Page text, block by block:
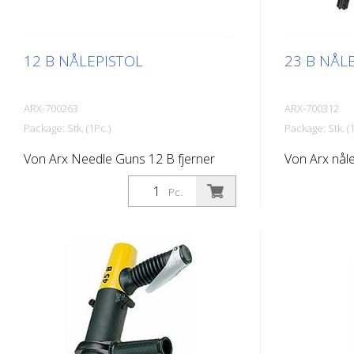
12 B NÅLEPISTOL
ARX-700263
Package: Stk. (1Pc.)
Von Arx Needle Guns 12 B fjerner
hurtigt rust, renser, afskalker og
opruster. De udjævner i det
sig enhver overflade, herunder
fremspring. Der findes en Von Arx-
nålpistol til enhver opgave. Fås med 2,
3 eller 4 mm pinde efter ønske. Vægt:
1,3 kg (2,9 lbs) Luftforbrug: 96 L/min.
(3,4 cfm) Nåle ø 3mm: 12 stk. Lufttryk:
Pc.
23 B
ARX-700312
Package: Stk.
Von Arx
hurtigt
opruster.
nålpistol til
3 eller 4
2,2 kg (4,9
(3,5 cfm)